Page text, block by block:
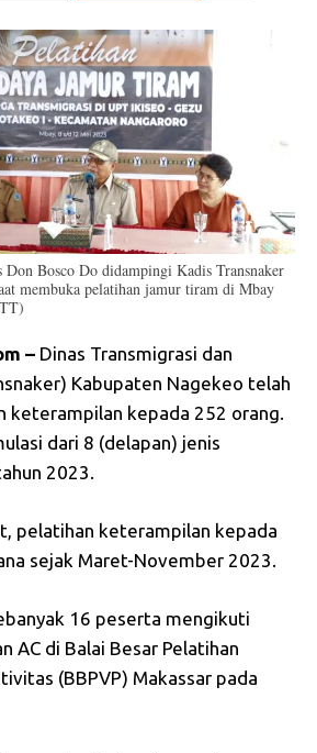
Don Bosco Do didampingi Kadis Transnaker
membuka pelatihan jamur tiram di Mbay
– Dinas Transmigrasi dan
Kabupaten Nagekeo telah
keterampilan kepada 252 orang.
dari 8 (delapan) jenis
2023.
pelatihan keterampilan kepada
sejak Maret-November 2023.
16 peserta mengikuti
AC di Balai Besar Pelatihan
(BBPVP) Makassar pada